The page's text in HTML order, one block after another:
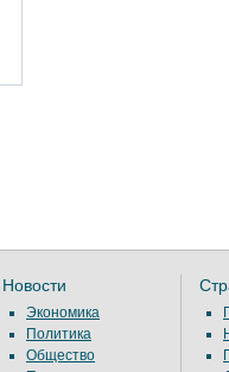
Новости
Экономика
Политика
Общество